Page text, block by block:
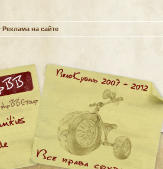
Реклама на сайте